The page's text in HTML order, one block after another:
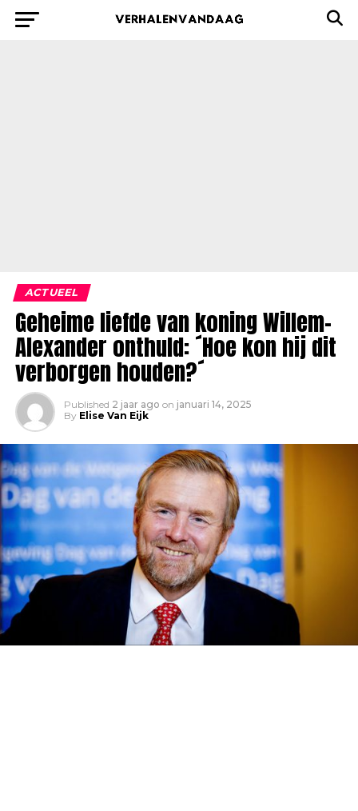
ACTUEEL
Geheime liefde van koning Willem-
Alexander onthuld: ´Hoe kon hij dit
verborgen houden?´
Published 2 jaar ago on januari 14, 2025
By Elise Van Eijk